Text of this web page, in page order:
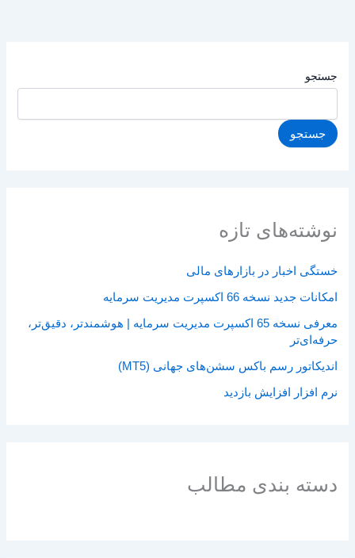
جستجو
جستجو
نوشته‌های تازه
خستگی اخبار در بازارهای مالی
امکانات جدید نسخه 66 اکسپرت مدیریت سرمایه
معرفی نسخه 65 اکسپرت مدیریت سرمایه | هوشمندتر، دقیق‌تر،
حرفه‌ای‌تر
اندیکاتور رسم باکس سشن‌های جهانی (MT5)
نرم افزار افزایش بازدید
دسته بندی مطالب